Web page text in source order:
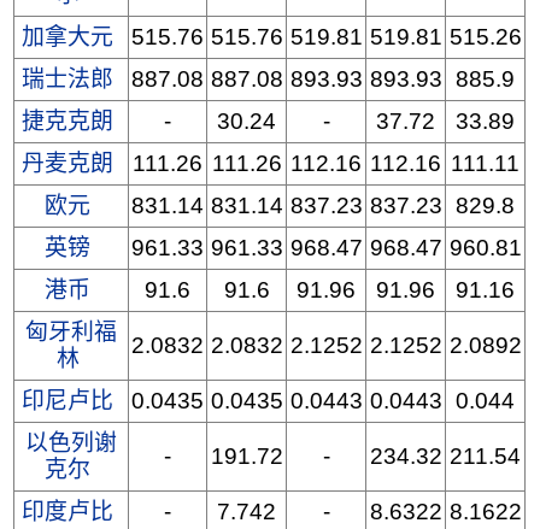
加拿大元 515.76 515.76 519.81 519.81 515.26
瑞士法郎
887.08 887.08 893.93 893.93 885.9
捷克克朗
- 30.24 - 37.72
33.89
丹麦克朗
111.26 111.26 112.16 112.16 111.11
欧元
831.14 831.14 837.23 837.23 829.8
英镑
961.33 961.33 968.47 968.47 960.81
港币
91.6 91.6 91.96 91.96
91.16
匈牙利福
林
2.0832 2.0832 2.1252 2.1252 2.0892
印尼卢比 0.0435 0.0435 0.0443 0.0443 0.044
以色列谢
克尔
- 191.72 - 234.32 211.54
印度卢比 - 7.742 - 8.6322 8.1622